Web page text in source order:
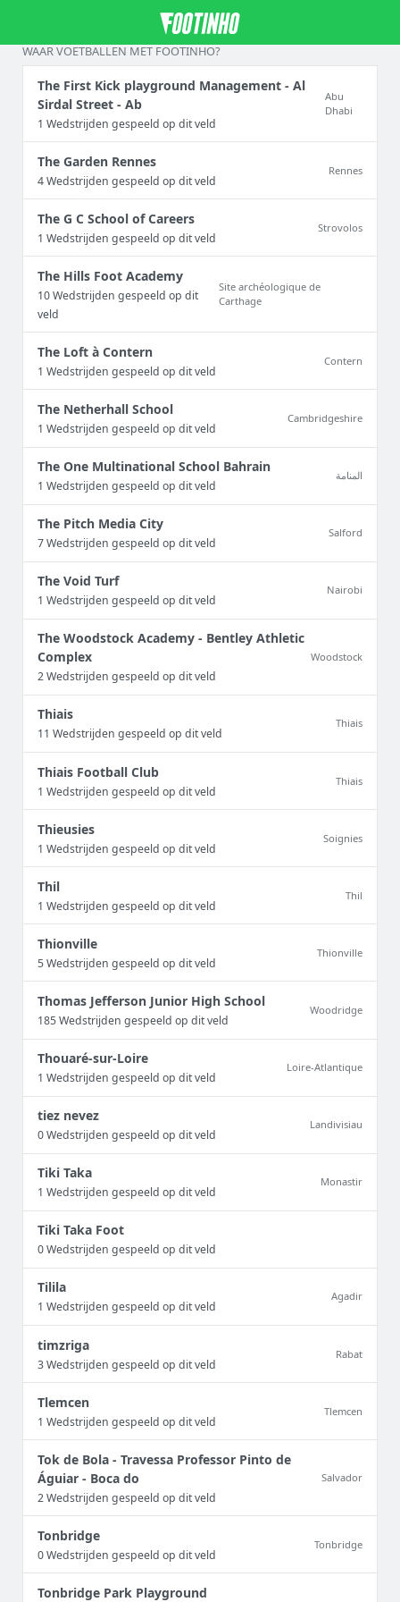
WAAR VOETBALLEN MET FOOTINHO?
The First Kick playground Management - Al
Sirdal Street - Ab
1 Wedstrijden gespeeld op dit veld
Abu
Dhabi
The Garden Rennes
4 Wedstrijden gespeeld op dit veld
Rennes
The G C School of Careers
1 Wedstrijden gespeeld op dit veld
Strovolos
The Hills Foot Academy
10 Wedstrijden gespeeld op dit
veld
Site archéologique de
Carthage
The Loft à Contern
1 Wedstrijden gespeeld op dit veld
Contern
The Netherhall School
1 Wedstrijden gespeeld op dit veld
Cambridgeshire
The One Multinational School Bahrain
1 Wedstrijden gespeeld op dit veld
المنامة
The Pitch Media City
7 Wedstrijden gespeeld op dit veld
Salford
The Void Turf
1 Wedstrijden gespeeld op dit veld
Nairobi
The Woodstock Academy - Bentley Athletic
Complex
2 Wedstrijden gespeeld op dit veld
Woodstock
Thiais
11 Wedstrijden gespeeld op dit veld
Thiais
Thiais Football Club
1 Wedstrijden gespeeld op dit veld
Thiais
Thieusies
1 Wedstrijden gespeeld op dit veld
Soignies
Thil
1 Wedstrijden gespeeld op dit veld
Thil
Thionville
5 Wedstrijden gespeeld op dit veld
Thionville
Thomas Jefferson Junior High School
185 Wedstrijden gespeeld op dit veld
Woodridge
Thouaré-sur-Loire
1 Wedstrijden gespeeld op dit veld
Loire-Atlantique
tiez nevez
0 Wedstrijden gespeeld op dit veld
Landivisiau
Tiki Taka
1 Wedstrijden gespeeld op dit veld
Monastir
Tiki Taka Foot
0 Wedstrijden gespeeld op dit veld
Tilila
1 Wedstrijden gespeeld op dit veld
Agadir
timzriga
3 Wedstrijden gespeeld op dit veld
Rabat
Tlemcen
1 Wedstrijden gespeeld op dit veld
Tlemcen
Tok de Bola - Travessa Professor Pinto de
Águiar - Boca do
2 Wedstrijden gespeeld op dit veld
Salvador
Tonbridge
0 Wedstrijden gespeeld op dit veld
Tonbridge
Tonbridge Park Playground